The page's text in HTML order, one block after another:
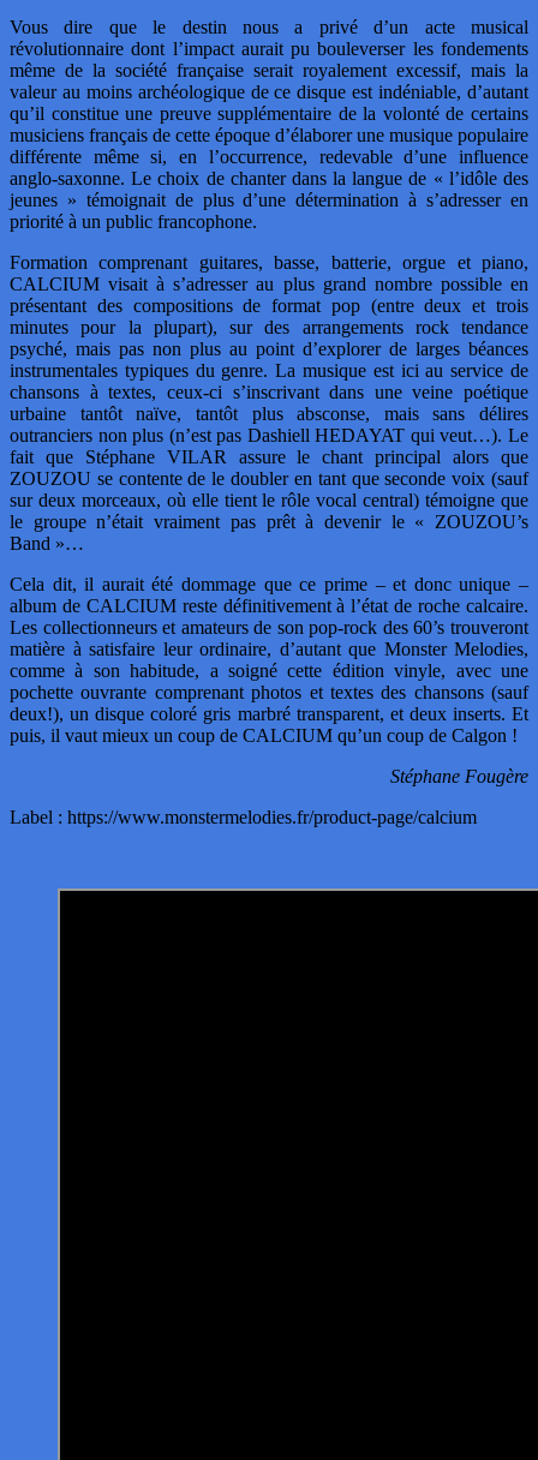
Vous dire que le destin nous a privé d’un acte musical
révolutionnaire dont l’impact aurait pu bouleverser les fondements
même de la société française serait royalement excessif, mais la
valeur au moins archéologique de ce disque est indéniable, d’autant
qu’il constitue une preuve supplémentaire de la volonté de certains
musiciens français de cette époque d’élaborer une musique populaire
différente même si, en l’occurrence, redevable d’une influence
anglo-saxonne. Le choix de chanter dans la langue de « l’idôle des
jeunes » témoignait de plus d’une détermination à s’adresser en
priorité à un public francophone.
Formation comprenant guitares, basse, batterie, orgue et piano,
CALCIUM visait à s’adresser au plus grand nombre possible en
présentant des compositions de format pop (entre deux et trois
minutes pour la plupart), sur des arrangements rock tendance
psyché, mais pas non plus au point d’explorer de larges béances
instrumentales typiques du genre. La musique est ici au service de
chansons à textes, ceux-ci s’inscrivant dans une veine poétique
urbaine tantôt naïve, tantôt plus absconse, mais sans délires
outranciers non plus (n’est pas Dashiell HEDAYAT qui veut…). Le
fait que Stéphane VILAR assure le chant principal alors que
ZOUZOU se contente de le doubler en tant que seconde voix (sauf
sur deux morceaux, où elle tient le rôle vocal central) témoigne que
le groupe n’était vraiment pas prêt à devenir le « ZOUZOU’s
Band »…
Cela dit, il aurait été dommage que ce prime – et donc unique –
album de CALCIUM reste définitivement à l’état de roche calcaire.
Les collectionneurs et amateurs de son pop-rock des 60’s trouveront
matière à satisfaire leur ordinaire, d’autant que Monster Melodies,
comme à son habitude, a soigné cette édition vinyle, avec une
pochette ouvrante comprenant photos et textes des chansons (sauf
deux!), un disque coloré gris marbré transparent, et deux inserts. Et
puis, il vaut mieux un coup de CALCIUM qu’un coup de Calgon !
Stéphane Fougère
Label : https://www.monstermelodies.fr/product-page/calcium